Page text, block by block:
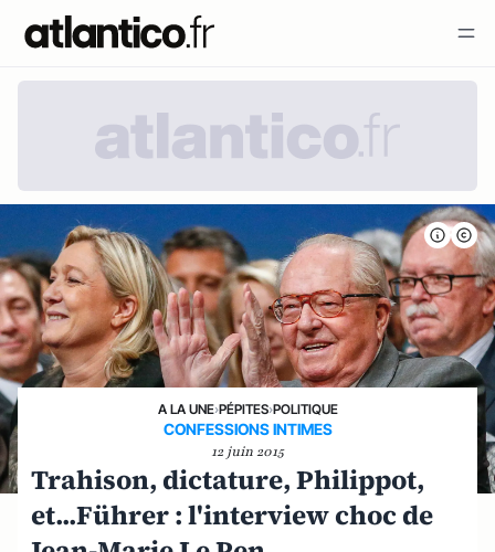
A LA UNE›PÉPITES›POLITIQUE
CONFESSIONS INTIMES
12 juin 2015
Trahison, dictature, Philippot,
et...Führer : l'interview choc de